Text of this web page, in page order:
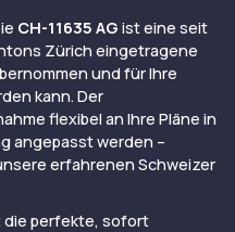
CH-11635 AG ist eine seit
Zürich eingetragene
und für Ihre
kann. Der
flexibel an Ihre Pläne in
angepasst werden –
erfahrenen Schweizer
die perfekte, sofort